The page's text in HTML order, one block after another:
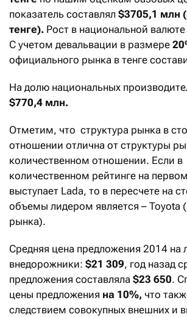
показатель составлял $3705,1 млн
тенге). Рост в национальной
С учетом девальвации в размере
официального рынка в тенге
На долю национальных
$770,4 млн.
Отметим, что структура рынка в
отношении отлична от структуры
количественном отношении. Если в
количественном рейтинге на
выступает Lada, то в пересчете на
объемы лидером является – Toyota (
рынка).
Средняя цена предложения 2014 на
внедорожники: $21 309, год назад
предложения составляла $23 650.
цены предложения на 10%, что
следствием совокупных внешних и